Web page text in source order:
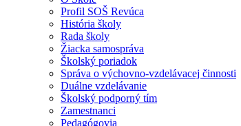
Profil SOŠ Revúca
História školy
Rada školy
Žiacka samospráva
Školský poriadok
Správa o výchovno-vzdelávacej činnosti
Duálne vzdelávanie
Školský podporný tím
Zamestnanci
Pedagógovia